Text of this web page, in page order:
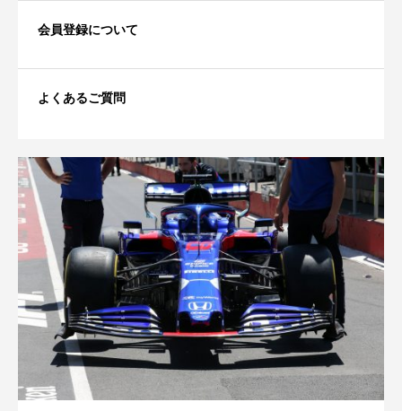
会員登録について
よくあるご質問